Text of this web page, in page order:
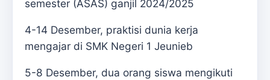
semester (ASAS) ganjil 2024/2025
4-14 Desember, praktisi dunia kerja
mengajar di SMK Negeri 1 Jeunieb
5-8 Desember, dua orang siswa mengikuti